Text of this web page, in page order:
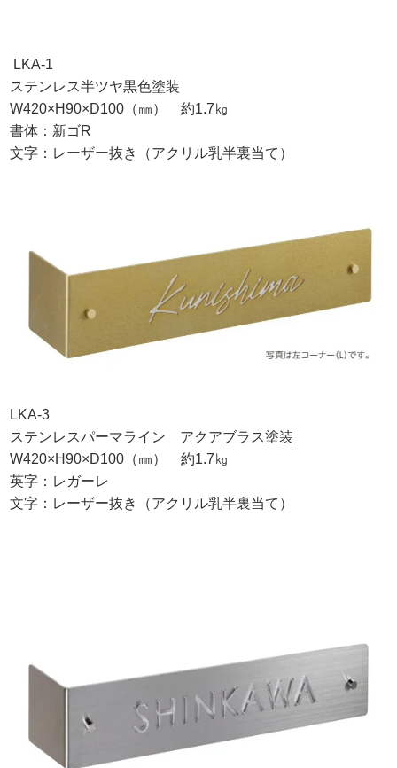
LKA-1
ステンレス半ツヤ黒色塗装
W420×H90×D100（㎜） 約1.7㎏
書体：新ゴR
文字：レーザー抜き（アクリル乳半裏当て）
LKA-3
ステンレスパーマライン アクアブラス塗装
W420×H90×D100（㎜） 約1.7㎏
英字：レガーレ
文字：レーザー抜き（アクリル乳半裏当て）